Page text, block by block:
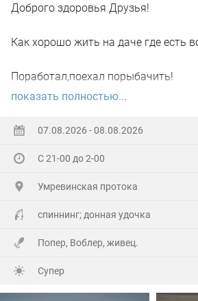
Доброго здоровья Друзья!
Как хорошо жить на даче где есть
Поработал,поехал порыбачить!
поработал"цирюльником" 😂в
А вечером захотелось повторить
рандеву"!
Прибыл на берег в девять часов,и
По поверхности плывёт
показать полностью...
07.08.2026 - 08.08.2026
С 21-00 до 2-00
Умревинская протока
спиннинг; донная удочка
Попер, Воблер, живец.
Супер